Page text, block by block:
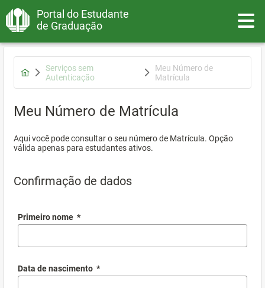
Portal do Estudante
de Graduação
Serviços sem
Autenticação
Meu Número de
Matrícula
Meu Número de Matrícula
Aqui você pode consultar o seu número de Matrícula. Opção
válida apenas para estudantes ativos.
Confirmação de dados
Primeiro nome *
Data de nascimento *